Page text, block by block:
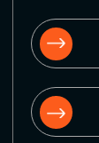
Узнаем как
новой ИИ-
сотрудники
ИИ-
и как можно
затрат на